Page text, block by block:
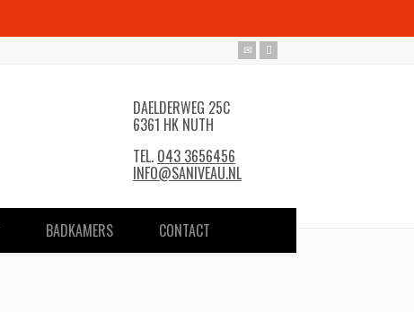
DAELDERWEG 25C
6361 HK NUTH
TEL. 043 3656456
INFO@SANIVEAU.NL
BADKAMERS CONTACT